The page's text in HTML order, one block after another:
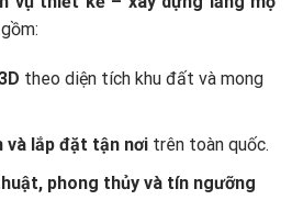
gồm:
theo diện tích khu đất và mong
và lắp đặt tận nơitrên toàn quốc.
phong thủy và tín ngưỡng